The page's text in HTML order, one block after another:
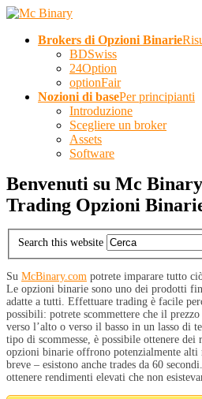
Brokers di Opzioni Binarie
BDSwiss
24Option
optionFair
Nozioni di basePer principianti
Introduzione
Scegliere un broker
Assets
Software
Benvenuti su Mc
Trading Opzioni
Search this website
Su McBinary.com potrete imparare tutto
Le opzioni binarie sono uno dei prodotti
adatte a tutti. Effettuare trading è facile
possibili: potrete scommettere che il
verso l’alto o verso il basso in un lasso di
tipo di scommesse, è possibile ottenere
opzioni binarie offrono potenzialmente
breve – esistono anche trades da 60
ottenere rendimenti elevati che non